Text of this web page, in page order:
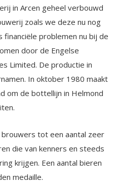
in Arcen geheel verbouwd
zoals we deze nu nog
problemen nu bij de
door de Engelse
Limited. De productie in
In oktober 1980 maakt
om de bottellijn in Helmond
tot een aantal zeer
die van kenners en steeds
krijgen. Een aantal bieren
medaille.